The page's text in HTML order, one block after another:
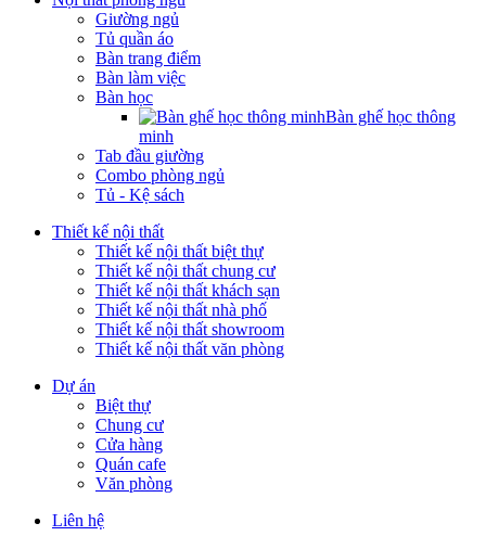
Giường ngủ
Tủ quần áo
Bàn trang điểm
Bàn làm việc
Bàn học
Bàn ghế học thông
minh
Tab đầu giường
Combo phòng ngủ
Tủ - Kệ sách
Thiết kế nội thất
Thiết kế nội thất biệt thự
Thiết kế nội thất chung cư
Thiết kế nội thất khách sạn
Thiết kế nội thất nhà phố
Thiết kế nội thất showroom
Thiết kế nội thất văn phòng
Dự án
Biệt thự
Chung cư
Cửa hàng
Quán cafe
Văn phòng
Liên hệ